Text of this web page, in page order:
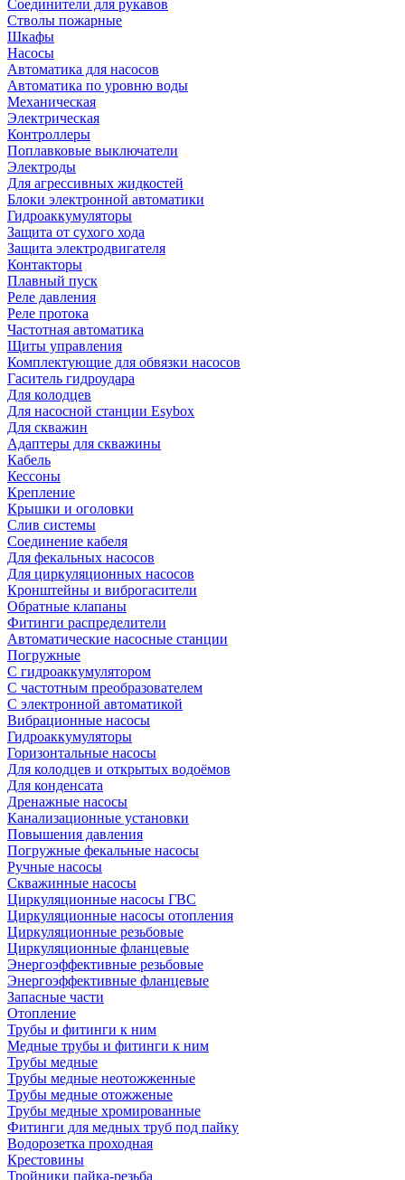
Соединители для рукавов
Стволы пожарные
Шкафы
Насосы
Автоматика для насосов
Автоматика по уровню воды
Механическая
Электрическая
Контроллеры
Поплавковые выключатели
Электроды
Для агрессивных жидкостей
Блоки электронной автоматики
Гидроаккумуляторы
Защита от сухого хода
Защита электродвигателя
Контакторы
Плавный пуск
Реле давления
Реле протока
Частотная автоматика
Щиты управления
Комплектующие для обвязки насосов
Гаситель гидроудара
Для колодцев
Для насосной станции Esybox
Для скважин
Адаптеры для скважины
Кабель
Кессоны
Крепление
Крышки и оголовки
Слив системы
Соединение кабеля
Для фекальных насосов
Для циркуляционных насосов
Кронштейны и виброгасители
Обратные клапаны
Фитинги распределители
Автоматические насосные станции
Погружные
С гидроаккумулятором
С частотным преобразователем
С электронной автоматикой
Вибрационные насосы
Гидроаккумуляторы
Горизонтальные насосы
Для колодцев и открытых водоёмов
Для конденсата
Дренажные насосы
Канализационные установки
Повышения давления
Погружные фекальные насосы
Ручные насосы
Скважинные насосы
Циркуляционные насосы ГВС
Циркуляционные насосы отопления
Циркуляционные резьбовые
Циркуляционные фланцевые
Энергоэффективные резьбовые
Энергоэффективные фланцевые
Запасные части
Отопление
Трубы и фитинги к ним
Медные трубы и фитинги к ним
Трубы медные
Трубы медные неотожженные
Трубы медные отожженые
Трубы медные хромированные
Фитинги для медных труб под пайку
Водорозетка проходная
Крестовины
Тройники пайка-резьба